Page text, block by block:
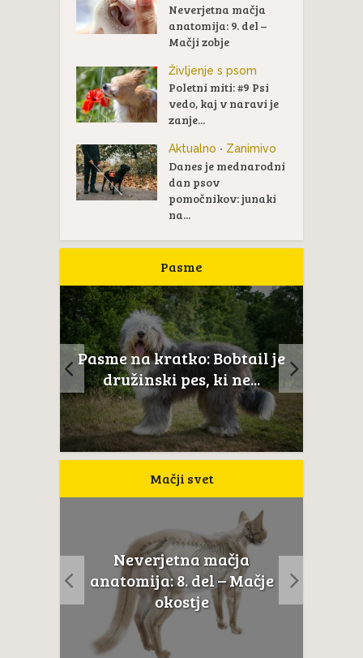
Neverjetna mačja
anatomija: 9. del –
Mačji zobje
Življenje s psom
Poletni miti: #9 Psi
vedo, kaj v naravi je
zanje...
Aktualno • Zanimivo
Danes je mednarodni
dan psov
pomočnikov: junaki
na...
Pasme
Pasme na kratko: Bobtail je
družinski pes, ki ne...
Mačji svet
Neverjetna mačja
anatomija: 8. del – Mačje
okostje